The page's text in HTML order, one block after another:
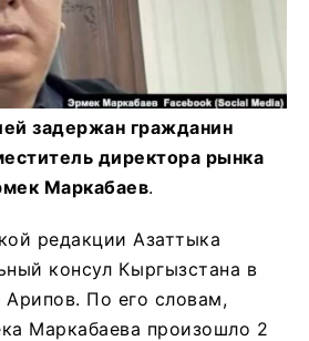
задержан гражданин
директора рынка
Маркабаев.
редакции Азаттыка
консул Кыргызстана в
По его словам,
Маркабаева произошло 2